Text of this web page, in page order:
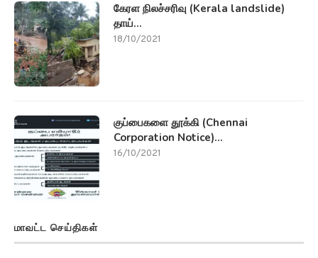
கேரள நிலச்சரிவு (Kerala landslide)
தாய்...
18/10/2021
குப்பைகளை தூக்கி (Chennai
Corporation Notice)...
16/10/2021
மாவட்ட செய்திகள்